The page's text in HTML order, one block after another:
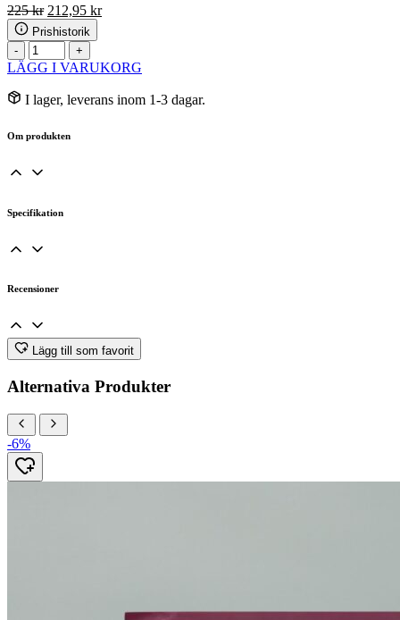
225kr Det
ursprungliga
priset
var:
225 kr.
212,95 krDet
212,95 kr.
Prishistorik
-
Terra
Sana
Paste
EKO&VEGAN
mängd
+
LÄGG I VARUKORG
I lager, leverans inom 1-3 dagar.
Om produkten
Specifikation
Recensioner
Lägg till som favorit
Alternativa Produkter
-6%